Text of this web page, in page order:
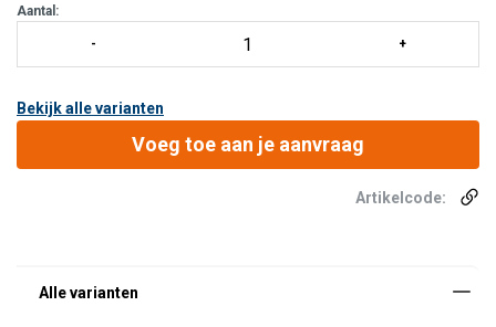
Aantal:
Bekijk alle varianten
Voeg toe aan je aanvraag
Artikelcode: